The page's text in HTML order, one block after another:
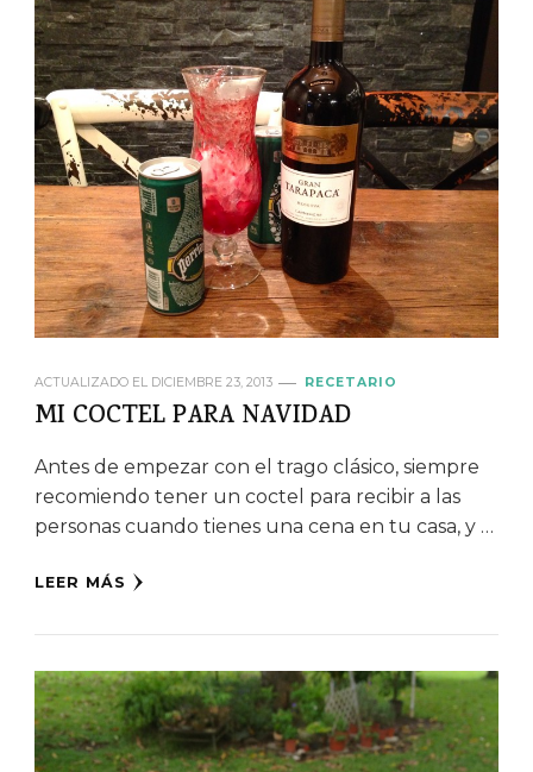
ACTUALIZADO EL DICIEMBRE 23, 2013 RECETARIO
MI COCTEL PARA NAVIDAD
Antes de empezar con el trago clásico, siempre
recomiendo tener un coctel para recibir a las
personas cuando tienes una cena en tu casa, y …
LEER MÁS